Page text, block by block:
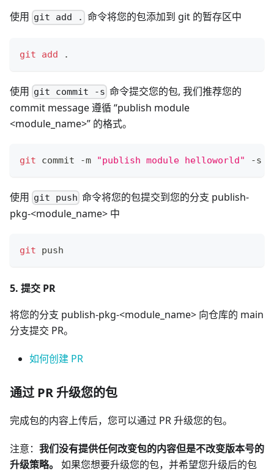
使用 git add . 命令将您的包添加到 git 的暂存区中
git add .
使用 git commit -s 命令提交您的包, 我们推荐您的
commit message 遵循 “publish module
<module_name>” 的格式。
git commit -m "publish module helloworld" -s
使用 git push 命令将您的包提交到您的分支 publish-
pkg-<module_name> 中
git push
5. 提交 PR
将您的分支 publish-pkg-<module_name> 向仓库的 main
分支提交 PR。
如何创建 PR
通过 PR 升级您的包
完成包的内容上传后，您可以通过 PR 升级您的包。
注意： 我们没有提供任何改变包的内容但是不改变版本号的
升级策略。 如果您想要升级您的包，并希望您升级后的包